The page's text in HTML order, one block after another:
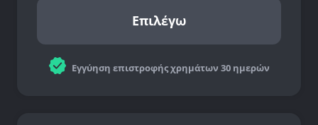
Επιλέγω
Εγγύηση επιστροφής χρημάτων 30 ημερών